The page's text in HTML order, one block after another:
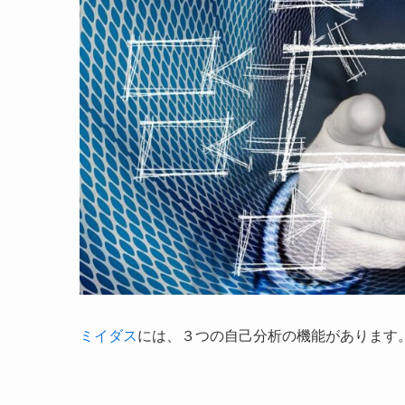
ミイダスには、３つの自己分析の機能があります